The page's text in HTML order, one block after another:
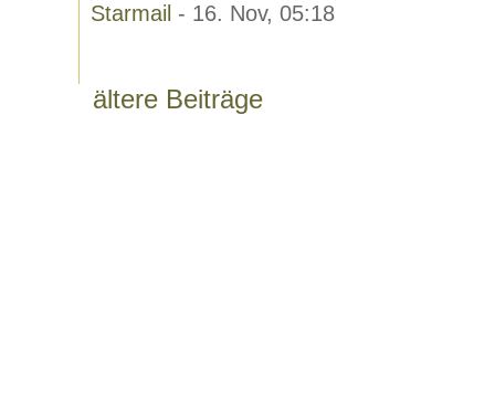
Starmail - 16. Nov, 05:18
ältere Beiträge